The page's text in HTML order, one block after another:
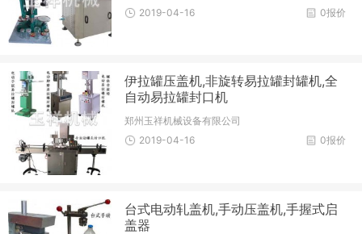
0报价
2019-04-16
伊拉罐压盖机,非旋转易拉罐封罐机,全
自动易拉罐封口机
郑州玉祥机械设备有限公司
0报价
2019-04-16
台式电动轧盖机,手动压盖机,手握式启
盖器